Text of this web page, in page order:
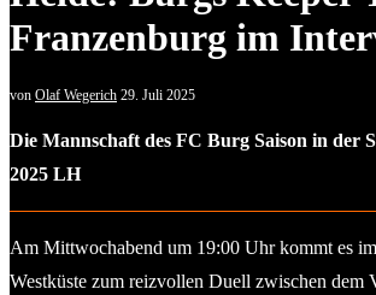
Franzenburg im
von Olaf Wegerich 29. Juli 2025
Die Mannschaft des FC Burg Saison in der
2025 LH
Am Mittwochabend um 19:00 Uhr kommt es
Westküste zum reizvollen Duell zwischen dem